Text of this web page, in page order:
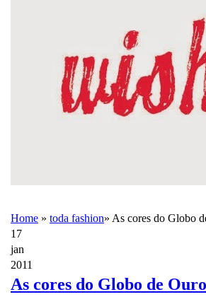
Home » toda fashion» As cores do Globo
17
jan
2011
As cores do Globo de Ouro